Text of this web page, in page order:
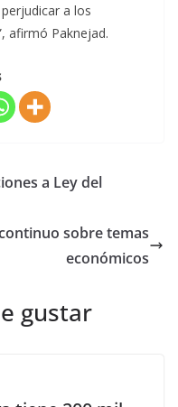
a los
afirmó Paknejad.
a Ley del
sobre temas
económicos
gustar